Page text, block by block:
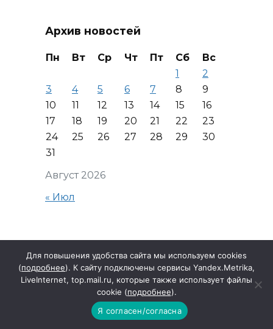
Архив новостей
Август 2026
Пн Вт Ср Чт Пт Сб
Вс
1
2
3
4 5 6 7 8
9
10
11 12 13 14 15
16
17
18 19 20 21 22
23
24
25 26 27 28 29
30
31
« Июл
Читать далее
Для повышения удобства сайта мы используем cookies
(подробнее). К сайту подключены сервисы Yandex.Metrika,
LiveInternet, top.mail.ru, которые также использует файлы
cookie (подробнее).
Я согласен/согласна